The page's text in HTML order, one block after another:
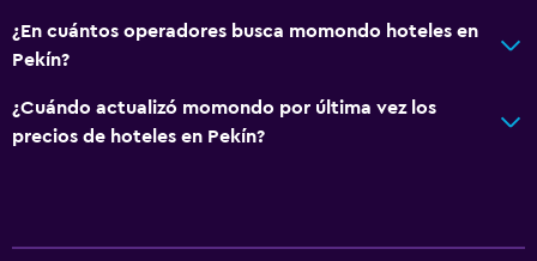
¿En cuántos operadores busca momondo hoteles en
Pekín?
¿Cuándo actualizó momondo por última vez los
precios de hoteles en Pekín?